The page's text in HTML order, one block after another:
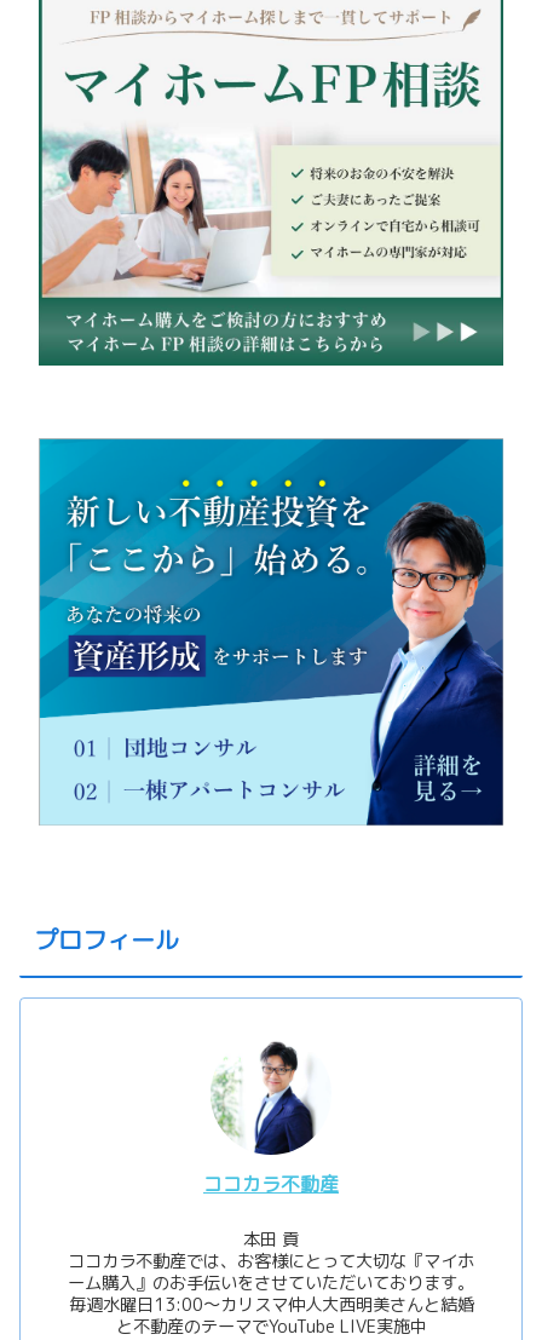
プロフィール
ココカラ不動産
本田 貢
ココカラ不動産では、お客様にとって大切な『マイホ
ーム購入』のお手伝いをさせていただいております。
毎週水曜日13:00〜カリスマ仲人大西明美さんと結婚
と不動産のテーマでYouTube LIVE実施中